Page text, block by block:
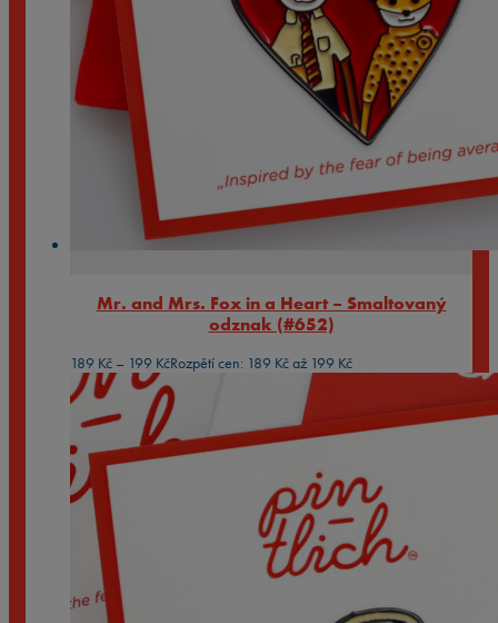
Mr. and Mrs. Fox in a Heart – Smaltovaný
odznak (#652)
189 Kč – 199 KčRozpětí cen: 189 Kč až 199 Kč